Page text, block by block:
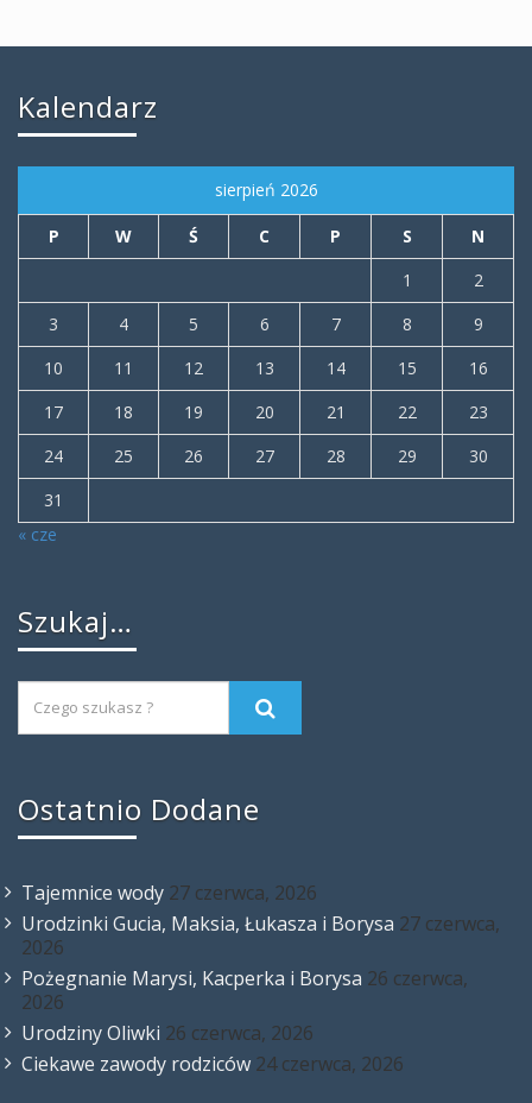
Kalendarz
sierpień 2026
P W Ś C P S
N
1
2
3
4 5 6 7 8
9
10
11 12 13 14 15
16
17
18 19 20 21 22
23
24
25 26 27 28 29
30
31
« cze
Szukaj…
Ostatnio Dodane
Tajemnice wody 27 czerwca, 2026
Urodzinki Gucia, Maksia, Łukasza i Borysa 27 czerwca,
2026
Pożegnanie Marysi, Kacperka i Borysa 26 czerwca,
2026
Urodziny Oliwki 26 czerwca, 2026
Ciekawe zawody rodziców 24 czerwca, 2026